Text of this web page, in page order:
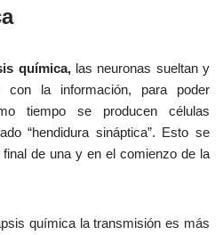
química,las neuronas sueltan y
con la información, para poder
tiempo se producen células
“hendidura sináptica”. Esto se
de una y en el comienzo de la
química la transmisión es más